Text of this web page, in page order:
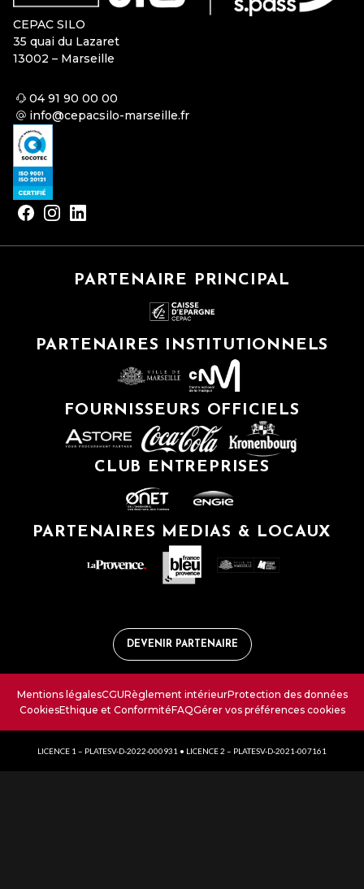
CEPAC SILO
35 quai du Lazaret
13002 – Marseille
04 91 90 00 00
info@cepacsilo-marseille.fr
PARTENAIRE PRINCIPAL
PARTENAIRES INSTITUTIONNELS
FOURNISSEURS OFFICIELS
CLUB ENTREPRISES
PARTENAIRES MEDIAS & LOCAUX
DEVENIR PARTENAIRE
Mentions légalesCGURèglement intérieurProtection des données
CookiesEthique et ConformitéFAQGérer vos préférences cookies
LICENCE 1 – PLATESV-D-2022-000931 • LICENCE 2 – PLATESV-D-2021-007161